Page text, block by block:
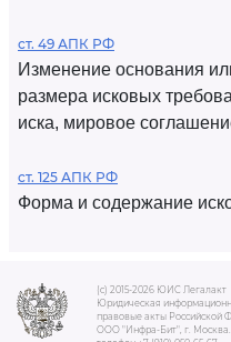
ст. 49 АПК РФ
Изменение основания
размера исковых
иска, мировое
ст. 125 АПК РФ
Форма и содержание
(c) 2015-2026 ЮИС Легалакт
Юридическая
правовые акты Российской
ООО "Инфра-Бит", г. Москва.